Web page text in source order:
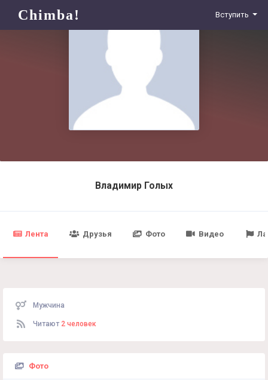
Chimba! Вступить
Владимир Голых
Лента Друзья Фото Видео
Мужчина
Читают 2 человек
Фото